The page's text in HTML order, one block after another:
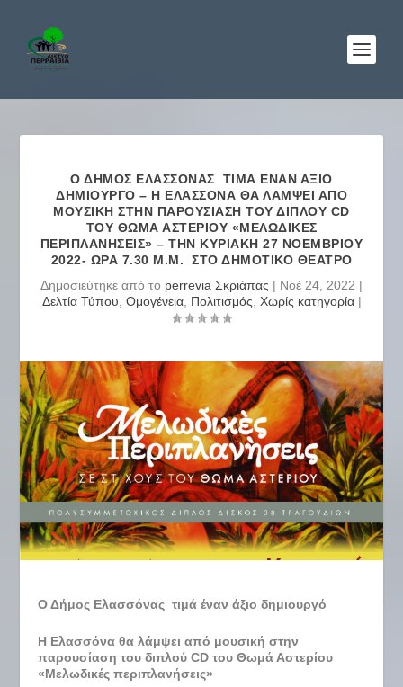
Ο ΔΉΜΟΣ ΕΛΑΣΣΌΝΑΣ ΤΙΜΆ ΈΝΑΝ ΆΞΙΟ
ΔΗΜΙΟΥΡΓΌ – Η ΕΛΑΣΣΌΝΑ ΘΑ ΛΆΜΨΕΙ ΑΠΌ
ΜΟΥΣΙΚΉ ΣΤΗΝ ΠΑΡΟΥΣΊΑΣΗ ΤΟΥ ΔΙΠΛΟΎ CD
ΤΟΥ ΘΩΜΆ ΑΣΤΕΡΊΟΥ «ΜΕΛΩΔΙΚΈΣ
ΠΕΡΙΠΛΑΝΉΣΕΙΣ» – ΤΗΝ ΚΥΡΙΑΚΉ 27 ΝΟΕΜΒΡΊΟΥ
2022- ΏΡΑ 7.30 Μ.Μ. ΣΤΟ ΔΗΜΟΤΙΚΌ ΘΈΑΤΡΟ
Δημοσιεύτηκε από το perrevia Σκριάπας | Νοέ 24, 2022 |
Δελτία Τύπου Ομογένεια, Πολιτισμός Χωρίς κατηγορία|
Ο Δήμος Ελασσόνας τιμά έναν άξιο δημιουργό
Η Ελασσόνα θα λάμψει από μουσική στην
παρουσίασητου διπλούCD του Θωμά Αστερίου
«Μελωδικές περιπλανήσεις»